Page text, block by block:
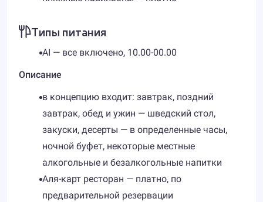
Типы питания
AI — все включено, 10.00-00.00
Описание
в концепцию входит: завтрак, поздний
завтрак, обед и ужин — шведский стол,
закуски, десерты — в определенные часы,
ночной буфет, некоторые местные
алкогольные и безалкогольные напитки
Аля-карт ресторан — платно, по
предварительной резервации